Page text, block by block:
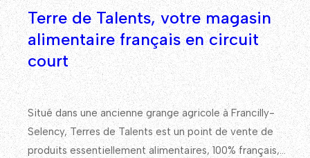
Terre de Talents, votre magasin
alimentaire français en circuit
court
Situé dans une ancienne grange agricole à Francilly-
Selency, Terres de Talents est un point de vente de
produits essentiellement alimentaires, 100% français,